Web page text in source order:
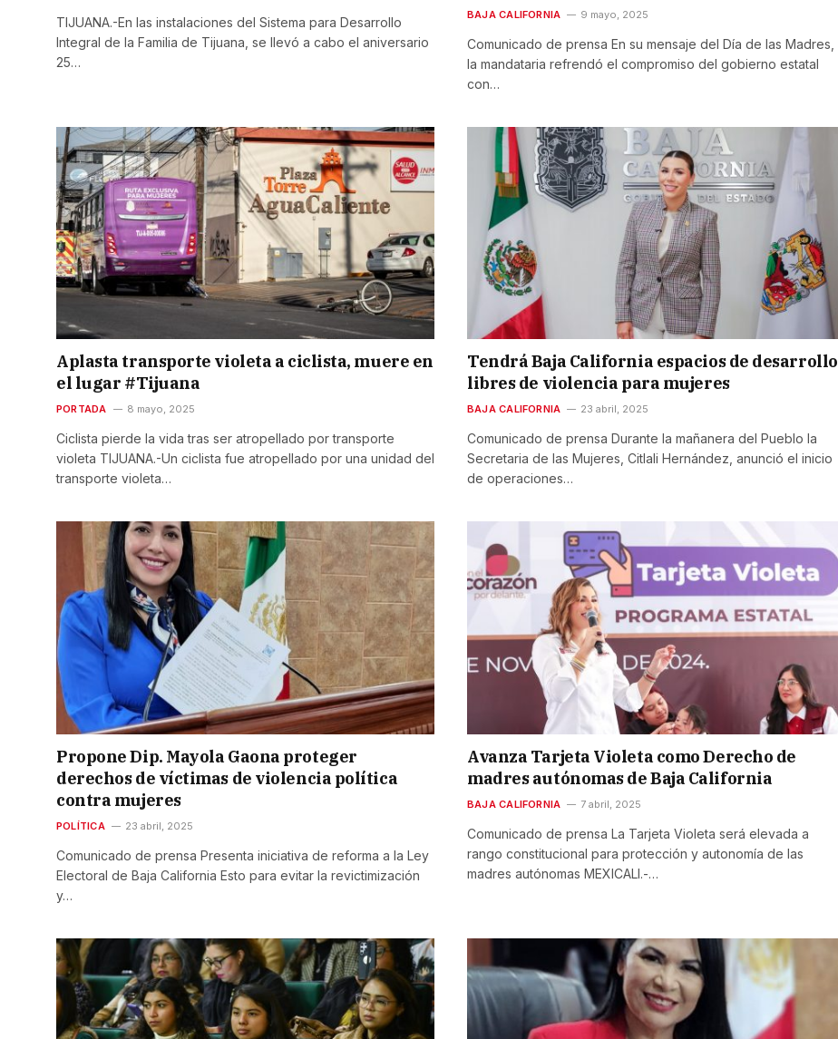
TIJUANA.-En las instalaciones del Sistema para Desarrollo
Integral de la Familia de Tijuana, se llevó a cabo el aniversario
25…
BAJA CALIFORNIA 9 mayo, 2025
Comunicado de prensa En su mensaje del Día de las Madres,
la mandataria refrendó el compromiso del gobierno estatal
con…
Aplasta transporte violeta a ciclista, muere en
el lugar #Tijuana
PORTADA 8 mayo, 2025
Ciclista pierde la vida tras ser atropellado por transporte
violeta TIJUANA.-Un ciclista fue atropellado por una unidad del
transporte violeta…
Tendrá Baja California espacios de desarrollo
libres de violencia para mujeres
BAJA CALIFORNIA 23 abril, 2025
Comunicado de prensa Durante la mañanera del Pueblo la
Secretaria de las Mujeres, Citlali Hernández, anunció el inicio
de operaciones…
Propone Dip. Mayola Gaona proteger
derechos de víctimas de violencia política
contra mujeres
POLÍTICA 23 abril, 2025
Comunicado de prensa Presenta iniciativa de reforma a la Ley
Electoral de Baja California Esto para evitar la revictimización
y…
Avanza Tarjeta Violeta como Derecho de
madres autónomas de Baja California
BAJA CALIFORNIA 7 abril, 2025
Comunicado de prensa La Tarjeta Violeta será elevada a
rango constitucional para protección y autonomía de las
madres autónomas MEXICALI.-…